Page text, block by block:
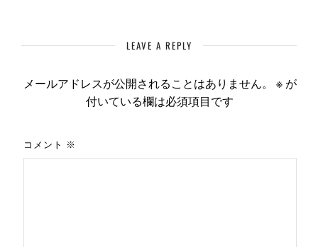
LEAVE A REPLY
メールアドレスが公開されることはありません。 ※が
付いている欄は必須項目です
コメント ※